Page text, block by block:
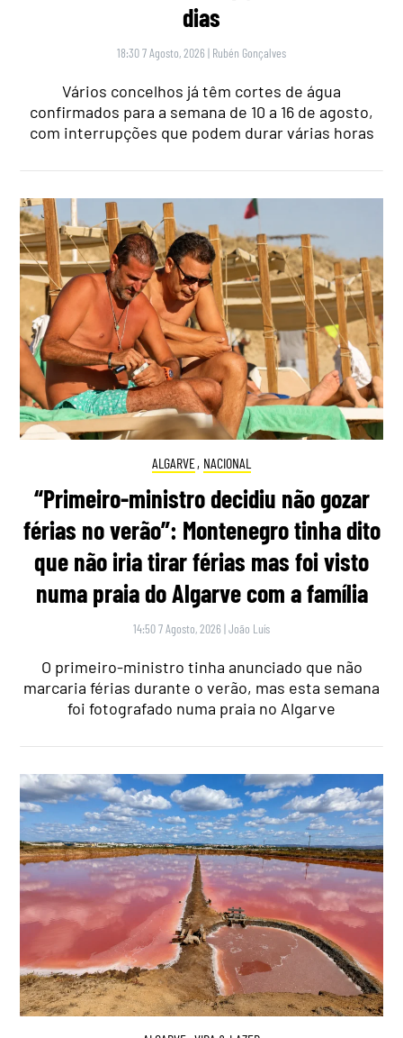
dias
18:30 7 Agosto, 2026 | Rubén Gonçalves
Vários concelhos já têm cortes de água
confirmados para a semana de 10 a 16 de agosto,
com interrupções que podem durar várias horas
ALGARVE, NACIONAL
“Primeiro-ministro decidiu não gozar
férias no verão”: Montenegro tinha dito
que não iria tirar férias mas foi visto
numa praia do Algarve com a família
14:50 7 Agosto, 2026 |João Luís
O primeiro-ministro tinha anunciado que não
marcaria férias durante o verão, mas esta semana
foi fotografado numa praia no Algarve